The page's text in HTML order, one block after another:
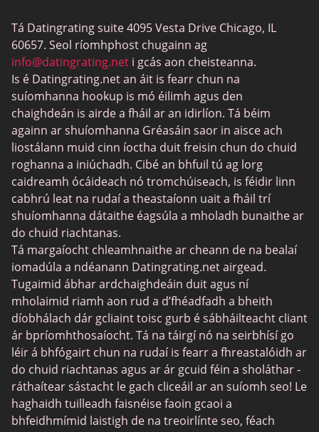
MeetMindful
Dátú BDSM
BBPeopleMeet
Suíomhanna Daidí Siúcra
JPeopleMeet
Trans Datu
Láithreáin Datu Sinsearacha
MyLOL
Datu Aerach
Datu Leispiach
Láithreáin um Dhátú Dubh
SugarDaddyMeet
LatinAmericanCupid
CatholicMatch
Tá Datingrating suite 4095 Vesta Drive Chicago, IL
60657. Seol ríomhphost chugainn ag
info@datingrating.net i gcás aon cheisteanna.
Is é Datingrating.net an áit is fearr chun na
suíomhanna hookup is mó éilimh agus den
chaighdeán is airde a fháil ar an idirlíon. Tá béim
againn ar shuíomhanna Gréasáin saor in aisce ach
liostálann muid cinn íoctha duit freisin chun do chuid
roghanna a iniúchadh. Cibé an bhfuil tú ag lorg
caidreamh ócáideach nó tromchúiseach, is féidir linn
cabhrú leat na rudaí a theastaíonn uait a fháil trí
shuíomhanna dátaithe éagsúla a mholadh bunaithe ar
do chuid riachtanas.
Tá margaíocht chleamhnaithe ar cheann de na bealaí
iomadúla a ndéanann Datingrating.net airgead.
Tugaimid ábhar ardchaighdeáin duit agus ní
mholaimid riamh aon rud a d’fhéadfadh a bheith
díobhálach dár gcliaint toisc gurb é sábháilteacht cliant
ár bpríomhthosaíocht. Tá na táirgí nó na seirbhísí go
léir á bhfógairt chun na rudaí is fearr a fhreastalóidh ar
do chuid riachtanas agus ar ár gcuid féin a sholáthar -
ráthaítear sástacht le gach cliceáil ar an suíomh seo! Le
haghaidh tuilleadh faisnéise faoin gcaoi a
bhfeidhmímid laistigh de na treoirlínte seo, féach